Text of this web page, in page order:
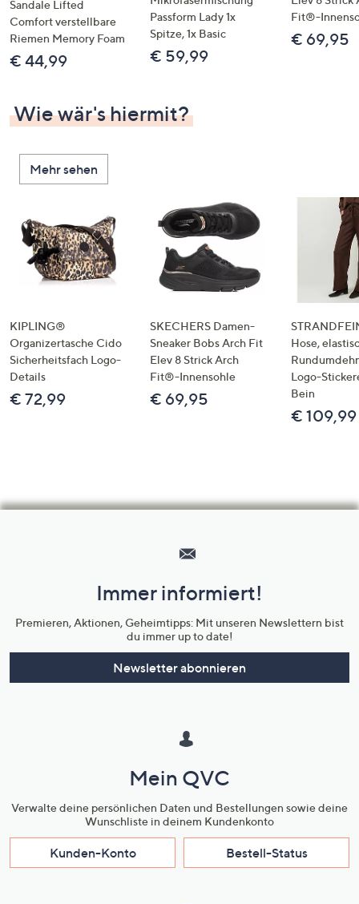
Sandale Lifted
Comfort verstellbare
Riemen Memory Foam
€ 44,99
Passform Lady 1x
Spitze, 1x Basic
€ 59,99
Fit®-
€ 69,95
Wie wär's hiermit?
Mehr sehen
KIPLING®
Organizertasche Cido
Sicherheitsfach Logo-
Details
€ 72,99
SKECHERS Damen-
Sneaker Bobs Arch Fit
Elev 8 Strick Arch
Fit®-Innensohle
€ 69,95
Hose,
Logo-
Bein
€ 109,99
Unternehmensinformationen
Immer informiert!
Premieren, Aktionen, Geheimtipps: Mit unseren Newslettern bist
du immer up to date!
Newsletter abonnieren
Mein QVC
Verwalte deine persönlichen Daten und Bestellungen sowie deine
Wunschliste in deinem Kundenkonto
Kunden-Konto Bestell-Status